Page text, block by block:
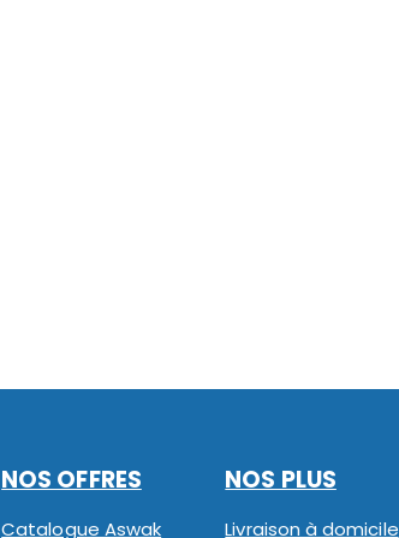
NOS OFFRES
Catalogue Aswak
NOS PLUS
Livraison à domicile